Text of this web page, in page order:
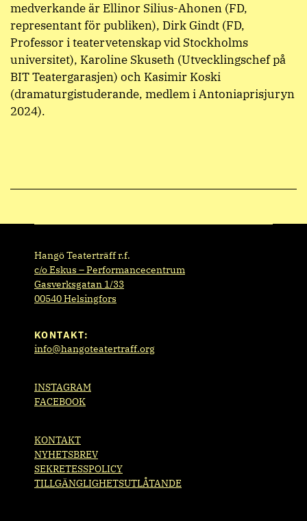
medverkande är Ellinor Silius-Ahonen (FD,
representant för publiken), Dirk Gindt (FD,
Professor i teatervetenskap vid Stockholms
universitet), Karoline Skuseth (Utvecklingschef på
BIT Teatergarasjen) och Kasimir Koski
(dramaturgistuderande, medlem i Antoniaprisjuryn
2024).
Hangö Teaterträff r.f.
c/o Eskus – Performancecentrum
Gasverksgatan 1/33
00540 Helsingfors
KONTAKT:
info@hangoteatertraff.org
INSTAGRAM
FACEBOOK
KONTAKT
NYHETSBREV
SEKRETESSPOLICY
TILLGÄNGLIGHETSUTLÅTANDE